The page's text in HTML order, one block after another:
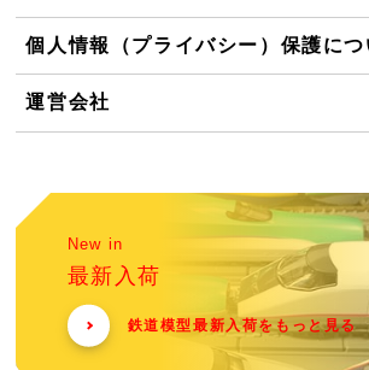
個人情報（プライバシー）保護につ
運営会社
New in
最新入荷
鉄道模型最新入荷をもっと見る